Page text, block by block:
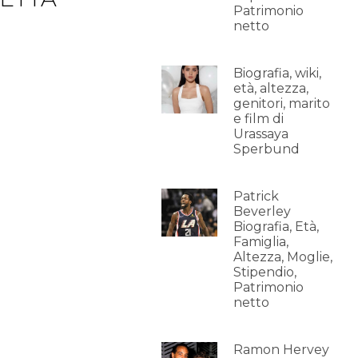
Patrimonio
netto
Biografia, wiki,
età, altezza,
genitori, marito
e film di
Urassaya
Sperbund
Patrick
Beverley
Biografia, Età,
Famiglia,
Altezza, Moglie,
Stipendio,
Patrimonio
netto
Ramon Hervey